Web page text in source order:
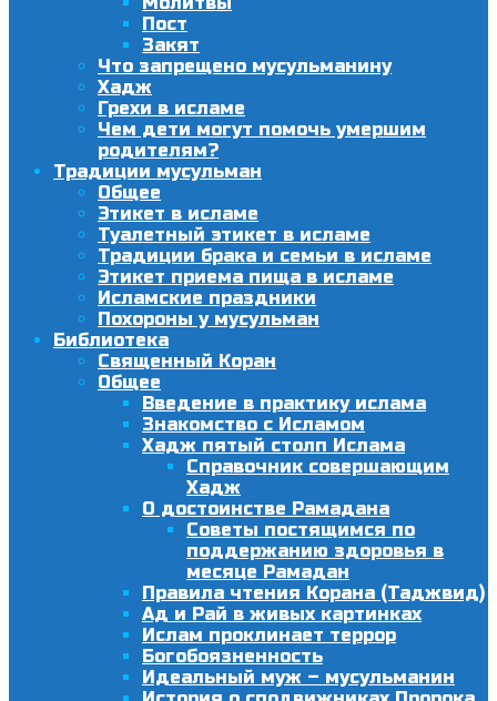
Пост
Закят
Что запрещено мусульманину
Хадж
Грехи в исламе
Чем дети могут помочь умершим
родителям?
Традиции мусульман
Общее
Этикет в исламе
Туалетный этикет в исламе
Традиции брака и семьи в исламе
Этикет приема пища в исламе
Исламские праздники
Похороны у мусульман
Библиотека
Священный Коран
Общее
Введение в практику ислама
Знакомство с Исламом
Хадж пятый столп Ислама
Справочник совершающим
Хадж
О достоинстве Рамадана
Советы постящимся по
поддержанию здоровья в
месяце Рамадан
Правила чтения Корана (Таджвид)
Ад и Рай в живых картинках
Ислам проклинает террор
Богобоязненность
Идеальный муж – мусульманин